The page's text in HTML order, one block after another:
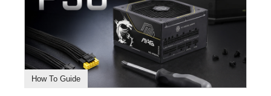
How To Guide